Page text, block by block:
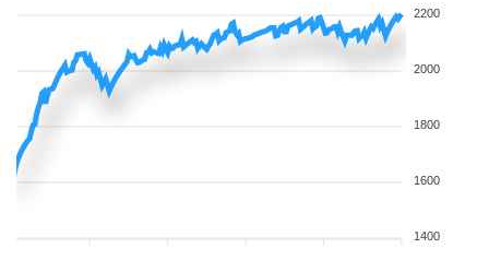
2200
2000
1800
1600
1400